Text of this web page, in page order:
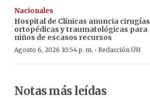
Nacionales
Hospital de Clínicas anuncia cirugías
ortopédicas y traumatológicas para
niños de escasos recursos
Agosto 6, 2026 10:54 p. m. · Redacción ÚH
Notas más leídas